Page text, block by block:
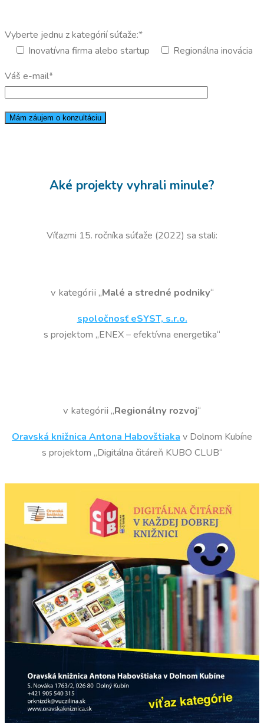
Vyberte jednu z kategórií súťaže:*
Inovatívna firma alebo startup
Regionálna inovácia
Váš e-mail*
Aké projekty vyhrali minule?
Víťazmi 15. ročníka súťaže (2022) sa stali:
v kategórii „Malé a stredné podniky“
spoločnosť eSYST, s.r.o.
s projektom „ENEX – efektívna energetika“
v kategórii „Regionálny rozvoj“
Oravská knižnica Antona Habovštiaka v Dolnom Kubíne
s projektom „Digitálna čitáreň KUBO CLUB“